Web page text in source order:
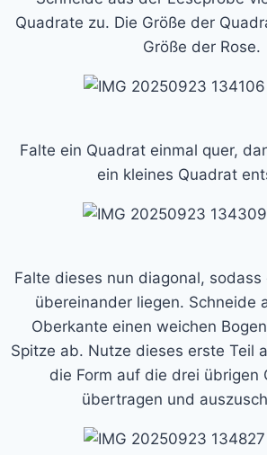
Quadrate zu. Die Größe der
Größe der Rose.
Falte ein Quadrat einmal quer,
ein kleines Quadrat
Falte dieses nun diagonal,
übereinander liegen. Schneide
Oberkante einen weichen
Spitze ab. Nutze dieses erste Teil
die Form auf die drei übrigen
übertragen und